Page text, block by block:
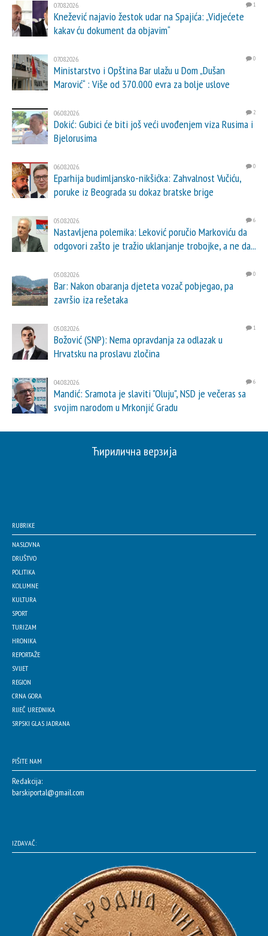
07.08.2026. 1
Knežević najavio žestok udar na Spajića: „Vidjećete
kakav ću dokument da objavim“
07.08.2026. 0
Ministarstvo i Opština Bar ulažu u Dom „Dušan
Marović“ : Više od 370.000 evra za bolje uslove
06.08.2026. 2
Dokić: Gubici će biti još veći uvođenjem viza Rusima i
Bjelorusima
06.08.2026. 0
Eparhija budimljansko-nikšićka: Zahvalnost Vučiću,
poruke iz Beograda su dokaz bratske brige
05.08.2026. 6
Nastavljena polemika: Leković poručio Markoviću da
odgovori zašto je tražio uklanjanje trobojke, a ne da...
05.08.2026. 0
Bar: Nakon obaranja djeteta vozač pobjegao, pa
završio iza rešetaka
05.08.2026. 1
Božović (SNP): Nema opravdanja za odlazak u
Hrvatsku na proslavu zločina
04.08.2026. 6
Mandić: Sramota je slaviti "Oluju", NSD je večeras sa
svojim narodom u Mrkonjić Gradu
Ћирилична верзија
RUBRIKE
NASLOVNA
DRUŠTVO
POLITIKA
KOLUMNE
KULTURA
SPORT
TURIZAM
HRONIKA
REPORTAŽE
SVIJET
REGION
CRNA GORA
RIJEČ UREDNIKA
SRPSKI GLAS JADRANA
PIŠITE NAM
Redakcija:
barskiportal@gmail.com
IZDAVAČ: